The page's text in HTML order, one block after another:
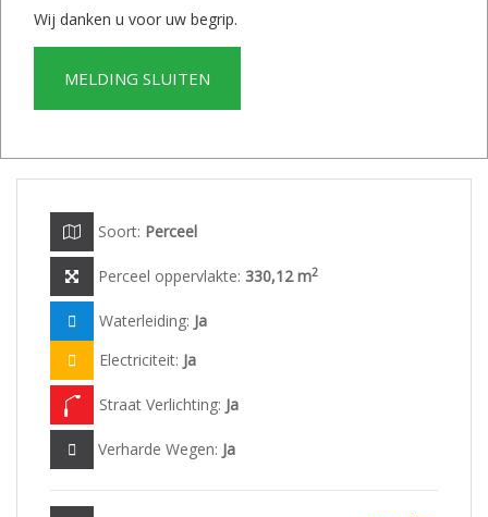
Soort: Perceel
Perceel oppervlakte: 330,12 m2
Waterleiding: Ja
Electriciteit: Ja
Straat Verlichting: Ja
Verharde Wegen: Ja
Wij danken u voor uw begrip.
MELDING SLUITEN